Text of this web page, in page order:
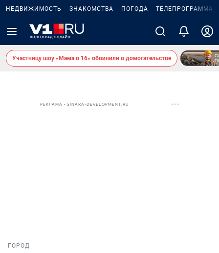
НЕДВИЖИМОСТЬ ЗНАКОМСТВА ПОГОДА ТЕЛЕПРОГРАММА
Участницу шоу «Мама в 16» обвинили в домогательстве
РЕКЛАМА • SINARA-DEVELOPMENT.RU
ГОРОД